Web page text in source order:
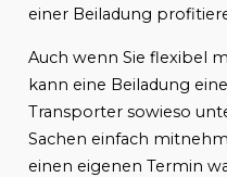
einer Beiladung
Auch wenn Sie flexibel
kann eine Beiladung
Transporter sowieso
Sachen einfach
einen eigenen Termin